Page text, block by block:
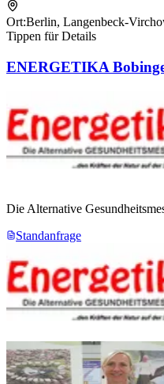
Ort:Berlin, Langenbeck-
Tippen für Details
ENERGETIKA
Die Alternative
Standanfrage